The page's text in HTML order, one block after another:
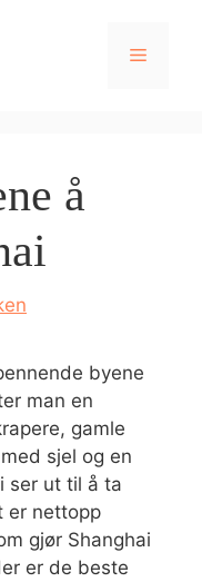
Meny
å
byene
man en
gamle
sjel og en
ser ut til å ta
er nettopp
gjør Shanghai
er de beste